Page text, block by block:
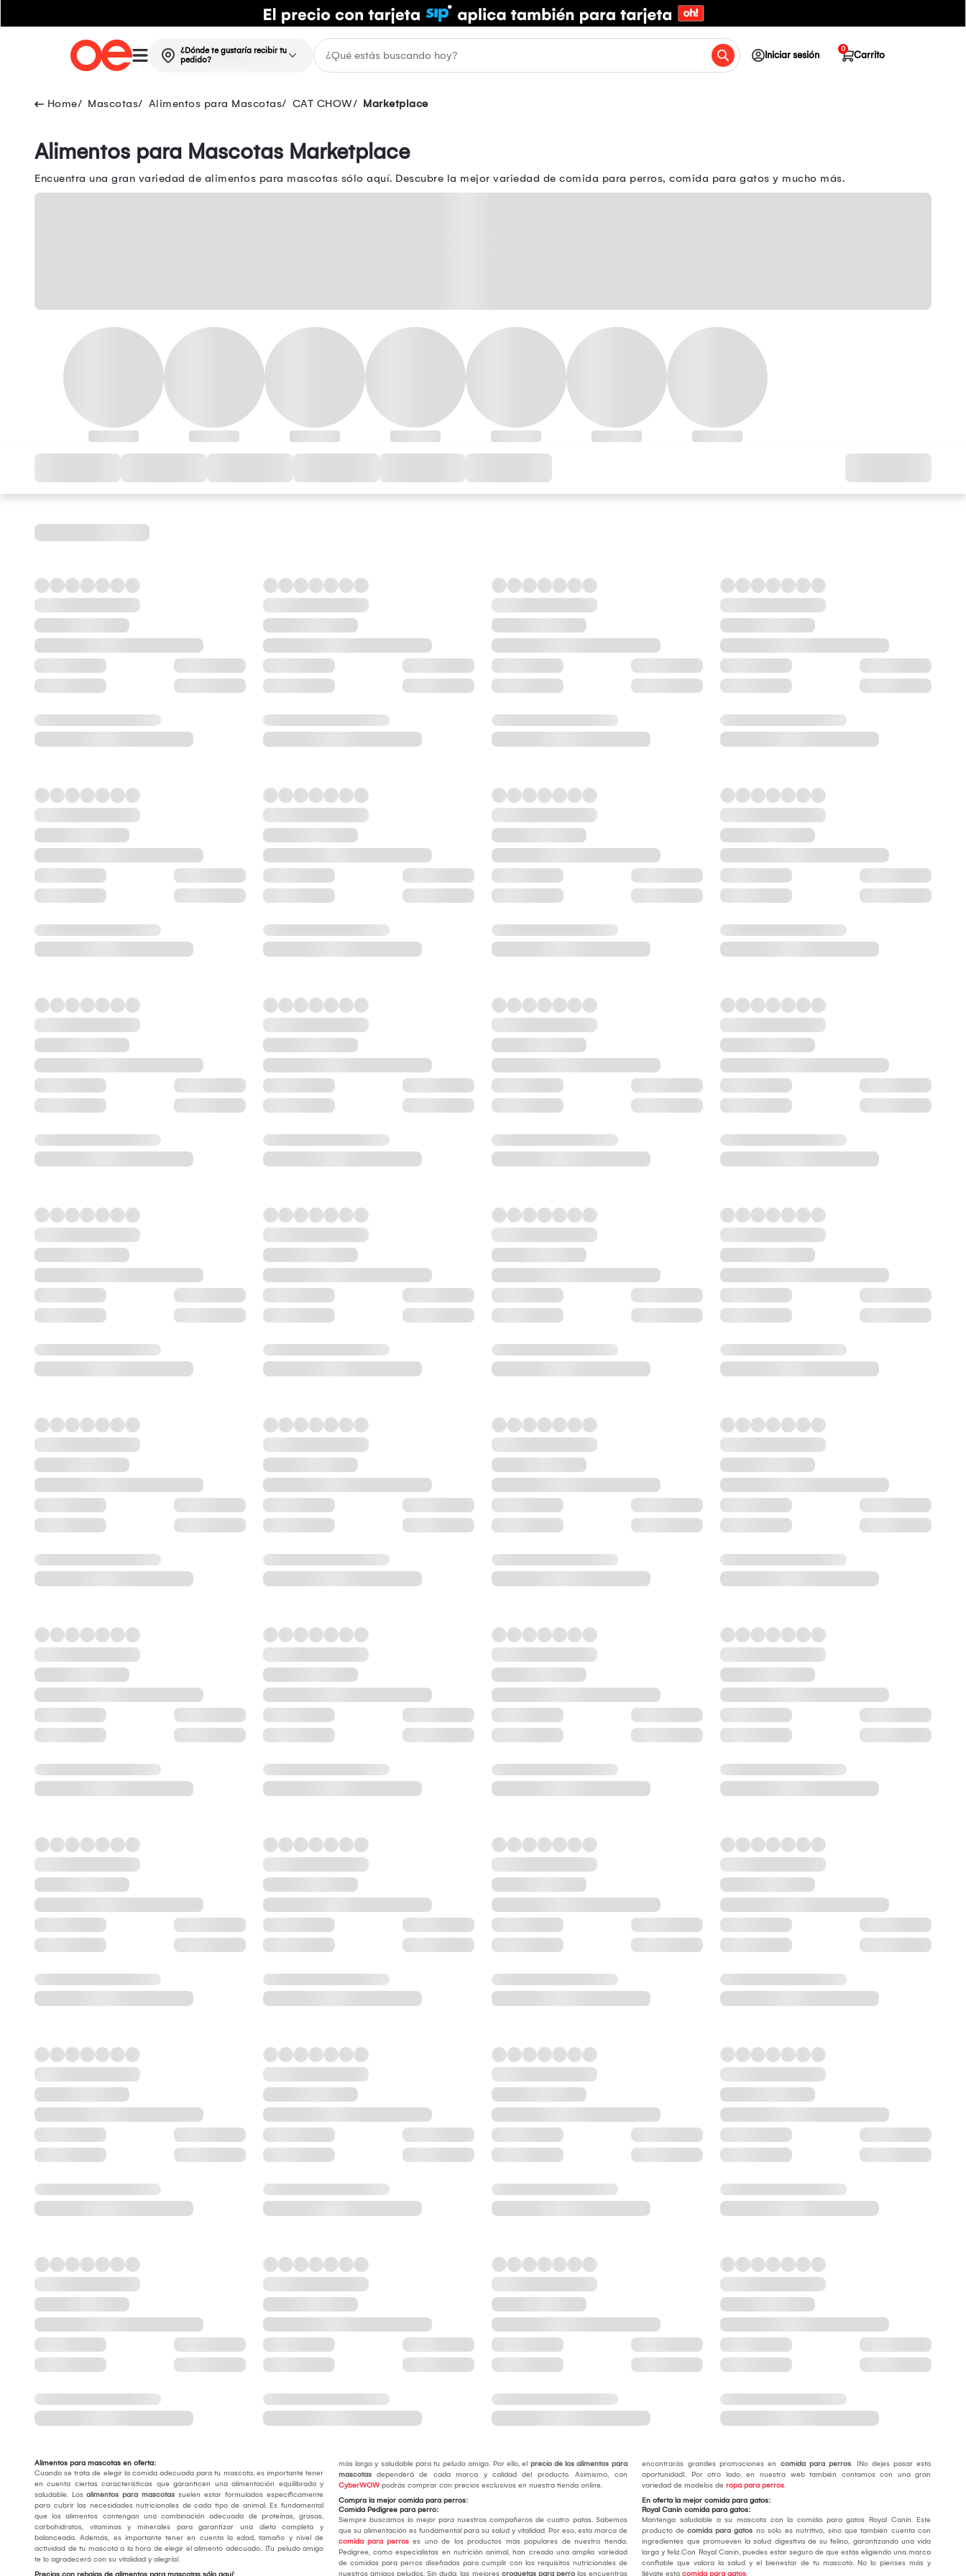
¿Dónde te gustaría recibir tu
pedido?
Iniciar sesión Carrito
0
Mascotas Alimentos para Mascotas CAT CHOW Marketplace
Alimentos para Mascotas Marketplace
Encuentra una gran variedad de alimentos para mascotas sólo aquí. Descubre la mejor variedad de comida para perros, comida para gatos y mucho más.
Alimentos para mascotas en oferta:
Cuando se trata de elegir la comida adecuada para tu mascota, es importante tener
en cuenta ciertas características que garanticen una alimentación equilibrada y
saludable. Los alimentos para mascotas suelen estar formulados específicamente
para cubrir las necesidades nutricionales de cada tipo de animal. Es fundamental
que los alimentos contengan una combinación adecuada de proteínas, grasas,
carbohidratos, vitaminas y minerales para garantizar una dieta completa y
balanceada. Además, es importante tener en cuenta la edad, tamaño y nivel de
actividad de tu mascota a la hora de elegir el alimento adecuado.. ¡Tu peludo amigo
te lo agradecerá con su vitalidad y alegría!.
más larga y saludable para tu peludo amigo. Por ello, el precio de los alimentos para
mascotasdependerá de cada marca y calidad del producto. Asimismo, con
CyberWOWpodrás comprar con precios exclusivos en nuestra tienda online.
Compra la mejor comida para perros:
Comida Pedigree para perro:
Siempre buscamos lo mejor para nuestros compañeros de cuatro patas. Sabemos
que su alimentación es fundamental para su salud y vitalidad. Por eso, esta marca de
comida para perroses uno de los productos más populares de nuestra tienda.
Pedigree, como especialistas en nutrición animal, han creado una amplia variedad
de comidas para perros diseñadas para cumplir con los requisitos nutricionales de
nuestros amigos peludos. Sin duda, las mejores croquetas para perrolas encuentras
encontrarás grandes promociones en comida para perros. ¡No dejes pasar esta
oportunidad!. Por otro lado, en nuestra web también contamos con una gran
variedad de modelos deropa para perros.
En oferta la mejor comida para gatos:
Royal Canin comida para gatos:
Mantenga saludable a su mascota con la comida para gatos Royal Canin. Este
producto decomida para gatos no sólo es nutritivo, sino que también cuenta con
ingredientes que promueven la salud digestiva de su felino, garantizando una vida
larga y feliz.Con Royal Canin, puedes estar seguro de que estás eligiendo una marca
confiable que valora la salud y el bienestar de tu mascota. No lo pienses más y
llévate estacomida para gatos.